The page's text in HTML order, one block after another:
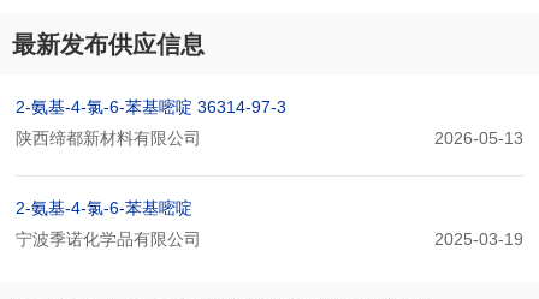
最新发布供应信息
2-氨基-4-氯-6-苯基嘧啶 36314-97-3
陕西缔都新材料有限公司
2026-05-13
2-氨基-4-氯-6-苯基嘧啶
宁波季诺化学品有限公司
2025-03-19